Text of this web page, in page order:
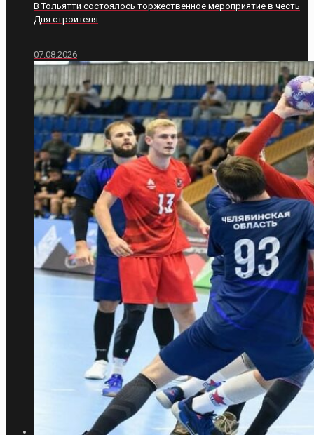
В Тольятти состоялось торжественное мероприятие в честь
Дня строителя
07.08.2026